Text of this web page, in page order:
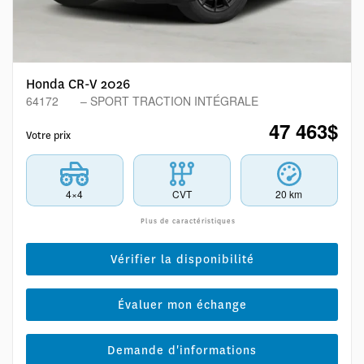
Honda CR-V 2026
64172 – SPORT TRACTION INTÉGRALE
Votre prix 47 463$
4×4 CVT 20 km
Plus de caractéristiques
Vérifier la disponibilité
Évaluer mon échange
Demande d'informations